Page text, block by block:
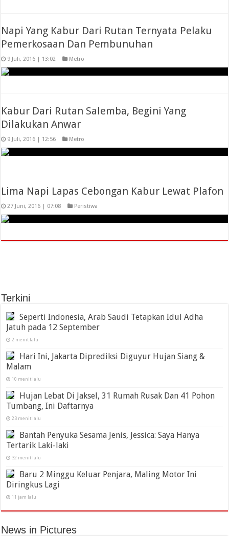
Napi Yang Kabur Dari Rutan Ternyata Pelaku
Pemerkosaan Dan Pembunuhan
9 Juli, 2016 | 13:02 Metro
Kabur Dari Rutan Salemba, Begini Yang
Dilakukan Anwar
9 Juli, 2016 | 12:56 Metro
Lima Napi Lapas Cebongan Kabur Lewat Plafon
27 Juni, 2016 | 07:08 Peristiwa
Terkini
Seperti Indonesia, Arab Saudi Tetapkan Idul Adha
Jatuh pada 12 September
2 menit lalu
Hari Ini, Jakarta Diprediksi Diguyur Hujan Siang &
Malam
10 menit lalu
Hujan Lebat Di Jaksel, 31 Rumah Rusak Dan 41 Pohon
Tumbang, Ini Daftarnya
23 menit lalu
Bantah Penyuka Sesama Jenis, Jessica: Saya Hanya
Tertarik Laki-laki
32 menit lalu
Baru 2 Minggu Keluar Penjara, Maling Motor Ini
Diringkus Lagi
11 jam lalu
News in Pictures